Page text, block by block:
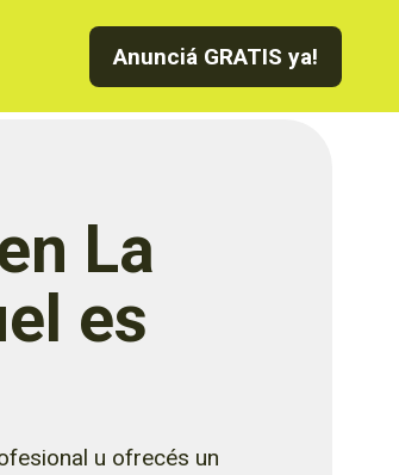
Anunciá GRATIS ya!
La
es
u ofrecés un